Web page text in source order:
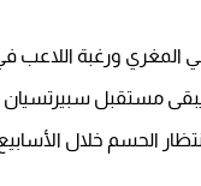
المغري ورغبة اللاعب
يبقى مستقبل
الحسم خلال